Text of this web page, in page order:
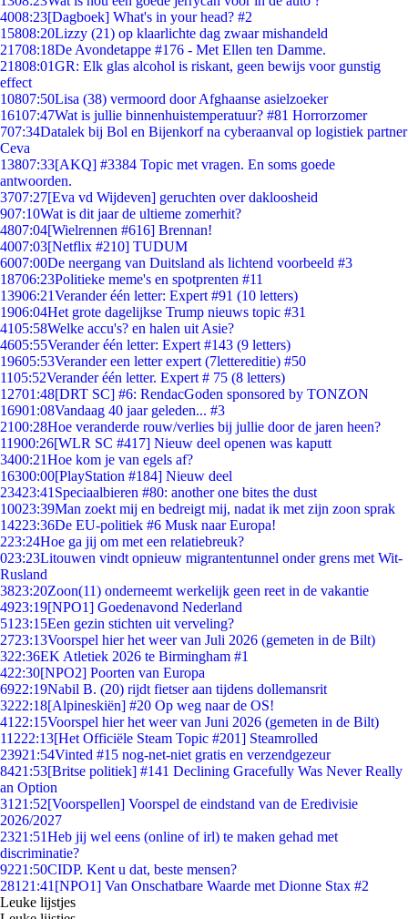
4008:23[Dagboek] What's in your head? #2
15808:20Lizzy (21) op klaarlichte dag zwaar mishandeld
21708:18De Avondetappe #176 - Met Ellen ten Damme.
21808:01GR: Elk glas alcohol is riskant, geen bewijs voor gunstig
effect
10807:50Lisa (38) vermoord door Afghaanse asielzoeker
16107:47Wat is jullie binnenhuistemperatuur? #81 Horrorzomer
707:34Datalek bij Bol en Bijenkorf na cyberaanval op logistiek partner
Ceva
13807:33[AKQ] #3384 Topic met vragen. En soms goede
antwoorden.
3707:27[Eva vd Wijdeven] geruchten over dakloosheid
907:10Wat is dit jaar de ultieme zomerhit?
4807:04[Wielrennen #616] Brennan!
4007:03[Netflix #210] TUDUM
6007:00De neergang van Duitsland als lichtend voorbeeld #3
18706:23Politieke meme's en spotprenten #11
13906:21Verander één letter: Expert #91 (10 letters)
1906:04Het grote dagelijkse Trump nieuws topic #31
4105:58Welke accu's? en halen uit Asie?
4605:55Verander één letter: Expert #143 (9 letters)
19605:53Verander een letter expert (7lettereditie) #50
1105:52Verander één letter. Expert # 75 (8 letters)
12701:48[DRT SC] #6: RendacGoden sponsored by TONZON
16901:08Vandaag 40 jaar geleden... #3
2100:28Hoe veranderde rouw/verlies bij jullie door de jaren heen?
11900:26[WLR SC #417] Nieuw deel openen was kaputt
3400:21Hoe kom je van egels af?
16300:00[PlayStation #184] Nieuw deel
23423:41 Speciaalbieren #80: another one bites the dust
10023:39Man zoekt mij en bedreigt mij, nadat ik met zijn zoon sprak
14223:36De EU-politiek #6 Musk naar Europa!
223:24Hoe ga jij om met een relatiebreuk?
023:23Litouwen vindt opnieuw migrantentunnel onder grens met Wit-
Rusland
3823:20Zoon(11) onderneemt werkelijk geen reet in de vakantie
4923:19[NPO1] Goedenavond Nederland
51 23:15Een gezin stichten uit verveling?
2723:13Voorspel hier het weer van Juli 2026 (gemeten in de Bilt)
322:36EK Atletiek 2026 te Birmingham #1
422:30[NPO2] Poorten van Europa
6922:19Nabil B. (20) rijdt fietser aan tijdens dollemansrit
3222:18[Alpineskiën] #20 Op weg naar de OS!
41 22:15Voorspel hier het weer van Juni 2026 (gemeten in de Bilt)
11222:13[Het Officiële Steam Topic #201] Steamrolled
23921:54Vinted #15 nog-net-niet gratis en verzendgezeur
8421:53[Britse politiek] #141 Declining Gracefully Was Never Really
an Option
31 21:52[Voorspellen] Voorspel de eindstand van de Eredivisie
2026/2027
2321:51Heb jij wel eens (online of irl) te maken gehad met
discriminatie?
9221:50CIDP. Kent u dat, beste mensen?
281 21:41 [NPO1] Van Onschatbare Waarde met Dionne Stax #2
Leuke lijstjes